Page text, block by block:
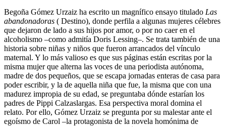
Begoña Gómez Urzaiz ha escrito un magnífico ensayo titulado Las
abandonadoras ( Destino), donde perfila a algunas mujeres célebres
que dejaron de lado a sus hijos por amor, o por no caer en el
alcoholismo –como admitía Doris Lessing–. Se trata también de una
historia sobre niñas y niños que fueron arrancados del vínculo
maternal. Y lo más valioso es que sus páginas están escritas por la
misma mujer que alterna las voces de una periodista autónoma,
madre de dos pequeños, que se escapa jornadas enteras de casa para
poder escribir, y la de aquella niña que fue, la misma que con una
madurez impropia de su edad, se preguntaba dónde estarían los
padres de Pippi Calzaslargas. Esa perspectiva moral domina el
relato. Por ello, Gómez Urzaiz se pregunta por su malestar ante el
egoísmo de Carol –la protagonista de la novela homónima de